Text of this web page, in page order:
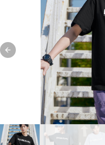
Previous slide